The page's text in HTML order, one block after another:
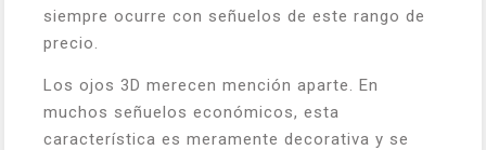
siempre ocurre con señuelos de este rango de
precio.
Los ojos 3D merecen mención aparte. En
muchos señuelos económicos, esta
característica es meramente decorativa y se